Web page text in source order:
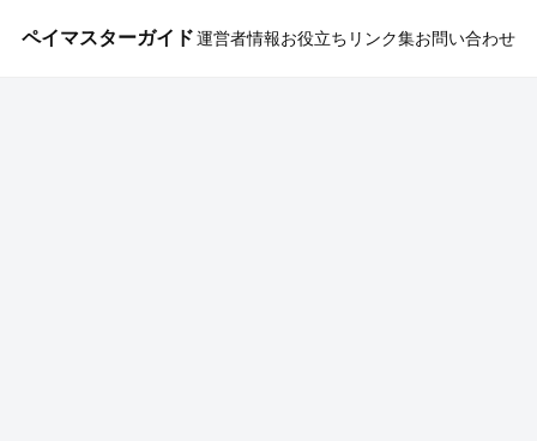
ペイマスターガイド運営者情報お役立ちリンク集お問い合わせ